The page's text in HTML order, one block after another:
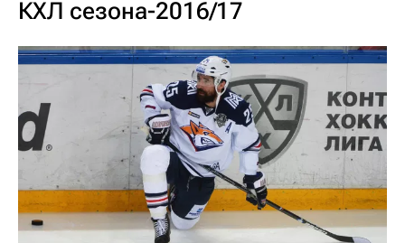
КХЛ сезона-2016/17